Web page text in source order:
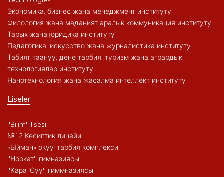
Экономика, бизнес жана менеджмент институту
Филология жана маданият аралык коммуникация институту
Тарых жана юридика институту
Педагогика, искусство жана журналистика институту
Табият таануу, дене тарбия, туризм жана агрардык
технологиялар институту
Нанотехнология жана жасалма интеллект институту
Liseler
"Bilim" lisesi
№12 Кесиптик лицейи
«Ыйман» окуу-тарбия комплекси
"Ноокат" гимназиясы
"Кара-Суу" гиммназиясы